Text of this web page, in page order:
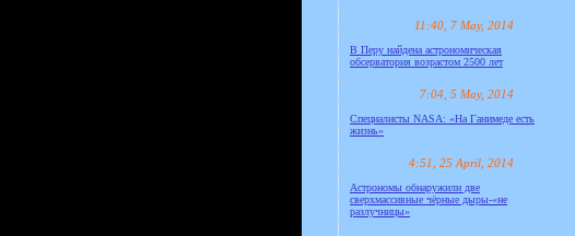
11:40, 7 May, 2014
В Перу найдена астрономическая
обсерватория возрастом 2500 лет
7:04, 5 May, 2014
Специалисты NASA: «На Ганимеде есть
жизнь»
4:51, 25 April, 2014
Астрономы обнаружили две
сверхмассивные чёрные дыры-«не
разлучницы»